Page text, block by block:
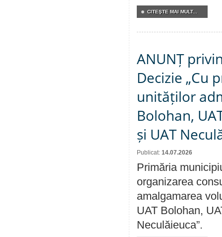
CITEŞTE MAI MULT...
ANUNȚ
Decizie „Cu
unităților
Bolohan,
și UAT
Publicat: 14.07.2026
Primăria
organizarea
amalgamarea
UAT Bolohan,
Neculăieuca”.